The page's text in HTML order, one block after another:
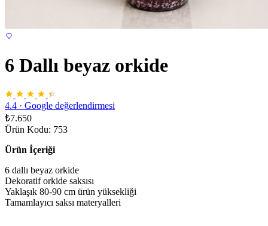
6 Dallı beyaz orkide
4.4 · Google değerlendirmesi
₺7.650
Ürün Kodu: 753
Ürün İçeriği
6 dallı beyaz orkide
Dekoratif orkide saksısı
Yaklaşık 80-90 cm ürün yüksekliği
Tamamlayıcı saksı materyalleri